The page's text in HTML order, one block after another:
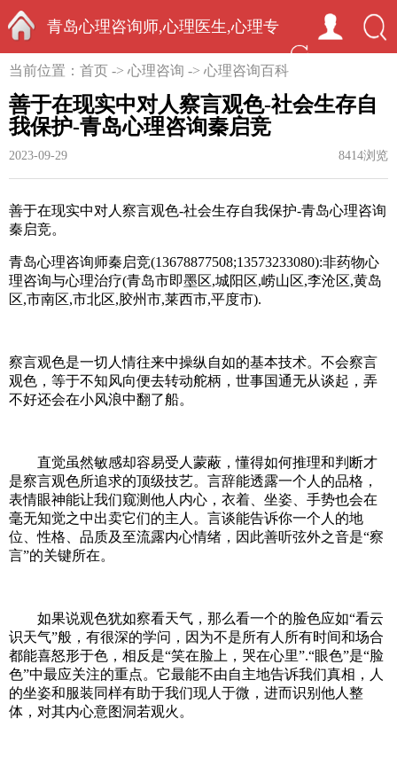
首页
青岛心理咨询师,心理医生,心理专
家-中国心理学家秦启竞
当前位置： 首页 -> 心理咨询 -> 心理咨询百科
善于在现实中对人察言观色-社会生存自
我保护-青岛心理咨询秦启竞
2023-09-29 8414浏览
善于在现实中对人察言观色-社会生存自我保护-青岛心理咨询
秦启竞。
青岛心理咨询师秦启竞(13678877508;13573233080):非药物心
理咨询与心理治疗(青岛市即墨区,城阳区,崂山区,李沧区,黄岛
区,市南区,市北区,胶州市,莱西市,平度市).
察言观色是一切人情往来中操纵自如的基本技术。不会察言
观色，等于不知风向便去转动舵柄，世事国通无从谈起，弄
不好还会在小风浪中翻了船。
直觉虽然敏感却容易受人蒙蔽，懂得如何推理和判断才
是察言观色所追求的顶级技艺。言辞能透露一个人的品格，
表情眼神能让我们窥测他人内心，衣着、坐姿、手势也会在
毫无知觉之中出卖它们的主人。言谈能告诉你一个人的地
位、性格、品质及至流露内心情绪，因此善听弦外之音是“察
言”的关键所在。
如果说观色犹如察看天气，那么看一个的脸色应如“看云
识天气”般，有很深的学问，因为不是所有人所有时间和场合
都能喜怒形于色，相反是“笑在脸上，哭在心里”.“眼色”是“脸
色”中最应关注的重点。它最能不由自主地告诉我们真相，人
的坐姿和服装同样有助于我们现人于微，进而识别他人整
体，对其内心意图洞若观火。